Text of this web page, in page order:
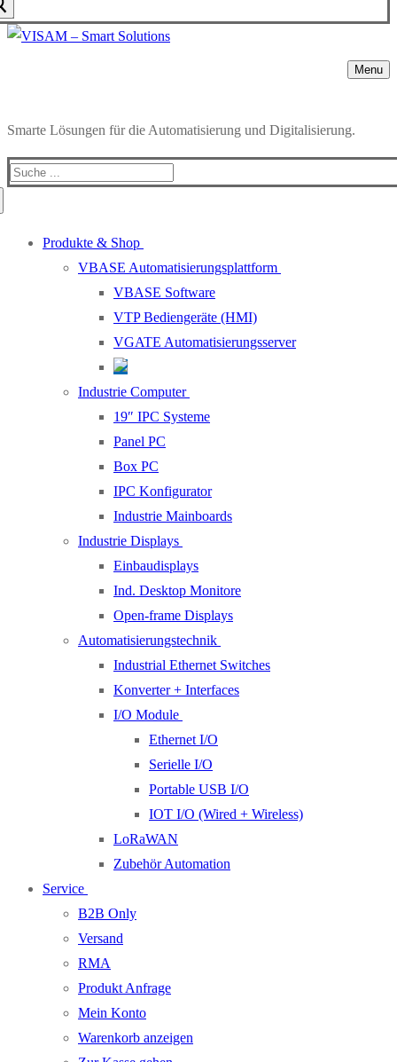
Menu
Smarte Lösungen für die Automatisierung und Digitalisierung.
Search
Produkte & Shop
VBASE Automatisierungsplattform
VBASE Software
VTP Bediengeräte (HMI)
VGATE Automatisierungsserver
Industrie Computer
19″ IPC Systeme
Panel PC
Box PC
IPC Konfigurator
Industrie Mainboards
Industrie Displays
Einbaudisplays
Ind. Desktop Monitore
Open-frame Displays
Automatisierungstechnik
Industrial Ethernet Switches
Konverter + Interfaces
I/O Module
Ethernet I/O
Serielle I/O
Portable USB I/O
IOT I/O (Wired + Wireless)
LoRaWAN
Zubehör Automation
Service
B2B Only
Versand
RMA
Produkt Anfrage
Mein Konto
Warenkorb anzeigen